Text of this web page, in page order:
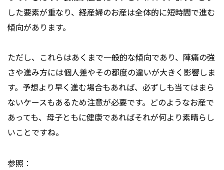
した要素が重なり、経産婦のお産は全体的に短時間で進む
傾向があります。
ただし、これらはあくまで一般的な傾向であり、陣痛の強
さや進み方には個人差やその都度の違いが大きく影響しま
す。予想より早く進む場合もあれば、必ずしも当てはまら
ないケースもあるため注意が必要です。どのようなお産で
あっても、母子ともに健康であればそれが何より素晴らし
いことですね。
参照：